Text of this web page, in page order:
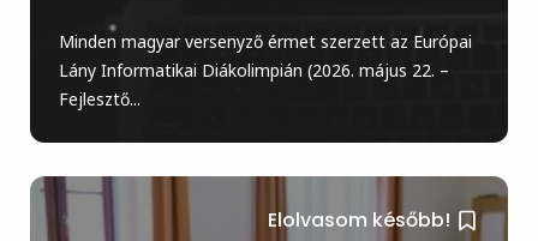
Minden magyar versenyző érmet szerzett az Európai
Lány Informatikai Diákolimpián (2026. május 22. –
Fejlesztő...
Elolvasom később!